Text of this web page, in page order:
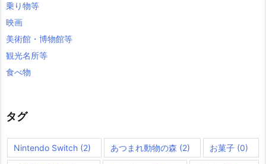
乗り物等
映画
美術館・博物館等
観光名所等
食べ物
タグ
Nintendo Switch (2) あつまれ動物の森 (2) お菓子 (0)